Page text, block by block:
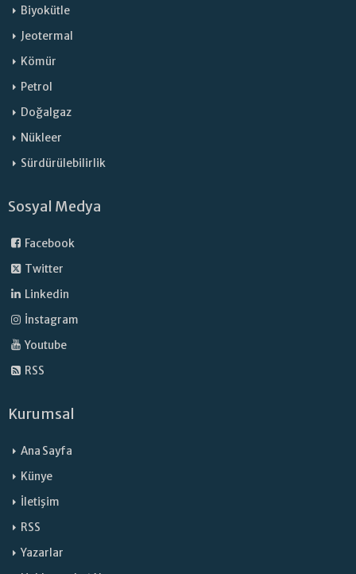
Biyokütle
Jeotermal
Kömür
Petrol
Doğalgaz
Nükleer
Sürdürülebilirlik
Sosyal Medya
Facebook
Twitter
Linkedin
İnstagram
Youtube
RSS
Kurumsal
Ana Sayfa
Künye
İletişim
RSS
Yazarlar